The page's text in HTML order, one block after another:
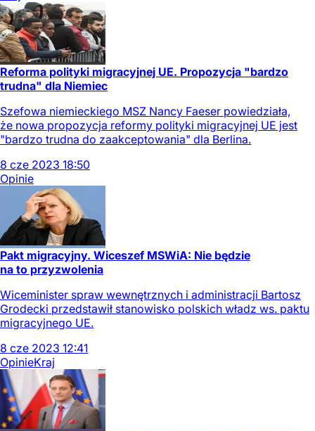
Reforma polityki migracyjnej UE. Propozycja "bardzo
trudna" dla Niemiec
Szefowa niemieckiego MSZ Nancy Faeser powiedziała,
że nowa propozycja reformy polityki migracyjnej UE jest
"bardzo trudna do zaakceptowania" dla Berlina.
8 cze 2023 18:50
Opinie
Pakt migracyjny. Wiceszef MSWiA: Nie będzie
na to przyzwolenia
Wiceminister spraw wewnętrznych i administracji Bartosz
Grodecki przedstawił stanowisko polskich władz ws. paktu
migracyjnego UE.
8 cze 2023 12:41
OpinieKraj